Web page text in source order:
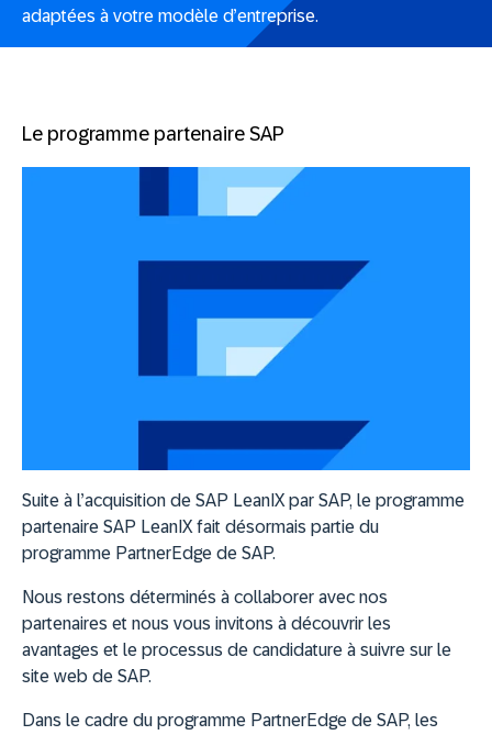
adaptées à votre modèle d’entreprise.
Le programme partenaire SAP
Suite à l’acquisition de SAP LeanIX par SAP, le programme
partenaire SAP LeanIX fait désormais partie du
programme PartnerEdge de SAP.
Nous restons déterminés à collaborer avec nos
partenaires et nous vous invitons à découvrir les
avantages et le processus de candidature à suivre sur le
site web de SAP.
Dans le cadre du programme PartnerEdge de SAP, les